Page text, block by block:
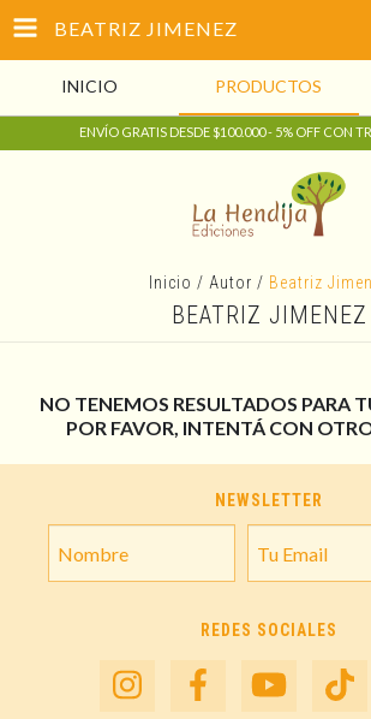
BEATRIZ JIMENEZ
INICIO PRODUCTOS
ENVÍO GRATIS DESDE $100.000 - 5% OFF CON
Inicio / Autor / Beatriz
BEATRIZ JIMENEZ
NO TENEMOS RESULTADOS PARA
POR FAVOR, INTENTÁ CON
NEWSLETTER
REDES SOCIALES